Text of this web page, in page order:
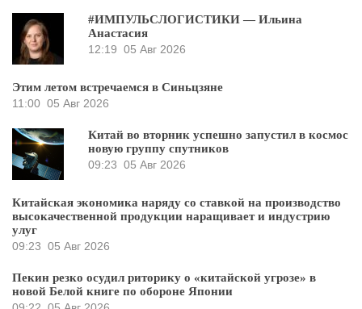
#ИМПУЛЬСЛОГИСТИКИ — Ильина
Анастасия
12:19 05 Авг 2026
Этим летом встречаемся в Синьцзяне
11:00 05 Авг 2026
Китай во вторник успешно запустил в космос
новую группу спутников
09:23 05 Авг 2026
Китайская экономика наряду со ставкой на производство
высокачественной продукции наращивает и индустрию
улуг
09:23 05 Авг 2026
Пекин резко осудил риторику о «китайской угрозе» в
новой Белой книге по обороне Японии